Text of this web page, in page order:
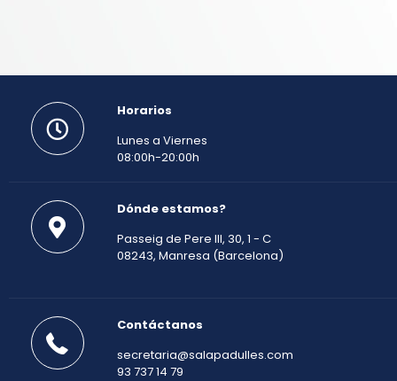
Horarios
Lunes a Viernes
08:00h-20:00h
Dónde estamos?
Passeig de Pere III, 30, 1 - C
08243, Manresa (Barcelona)
Contáctanos
secretaria@salapadulles.com
93 737 14 79